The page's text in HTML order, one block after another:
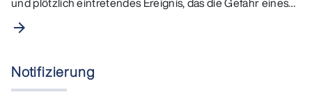
arrow_forward
Notifizierung